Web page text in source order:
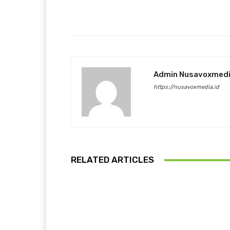
Admin
https://nusavoxmedia.id
RELATED ARTICLES